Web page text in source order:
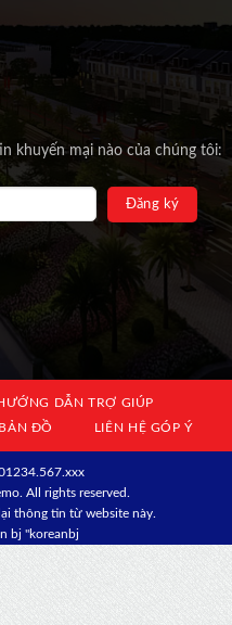
khuyến mại nào của chúng tôi:
DẪN TRỢ GIÚP
ĐỒ LIÊN HỆ GÓP Ý
All rights reserved.
thông tin từ website này.
bj "koreanbj​